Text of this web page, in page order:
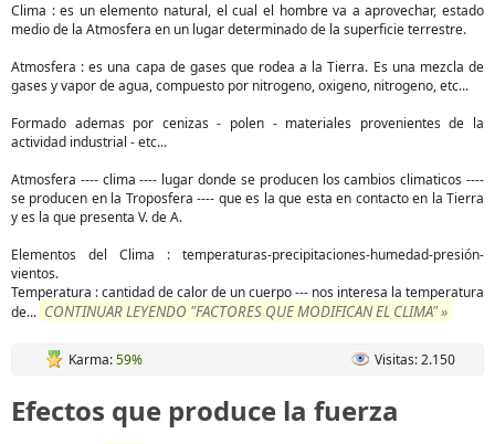
Clima : es un elemento natural, el cual el hombre va a aprovechar, estado
medio de la Atmosfera en un lugar determinado de la superficie terrestre.
Atmosfera : es una capa de gases que rodea a la Tierra. Es una mezcla de
gases y vapor de agua, compuesto por nitrogeno, oxigeno, nitrogeno, etc...
Formado ademas por cenizas - polen - materiales provenientes de la
actividad industrial - etc...
Atmosfera ---- clima ---- lugar donde se producen los cambios climaticos ----
se producen en la Troposfera ---- que es la que esta en contacto en la Tierra
y es la que presenta V. de A.
Elementos del Clima : temperaturas-precipitaciones-humedad-presión-
vientos.
Temperatura : cantidad de calor de un cuerpo --- nos interesa la temperatura
de... CONTINUAR LEYENDO "FACTORES QUE MODIFICAN EL CLIMA" »
Karma:59% Visitas: 2.150
Efectos que produce la fuerza